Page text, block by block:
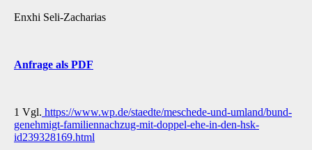
Enxhi Seli-Zacharias
Anfrage als PDF
1 Vgl. https://www.wp.de/staedte/meschede-und-umland/bund-
genehmigt-familiennachzug-mit-doppel-ehe-in-den-hsk-
id239328169.html